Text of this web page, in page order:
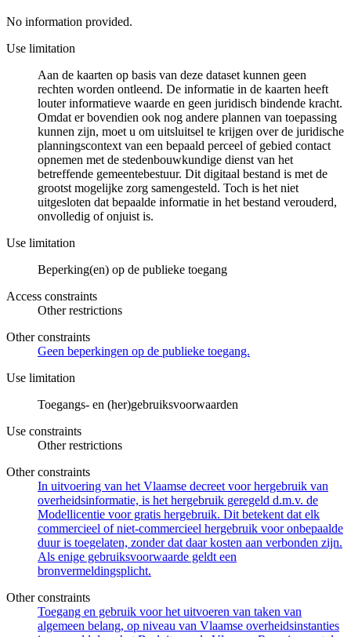
No information provided.
Use limitation
Aan de kaarten op basis van deze dataset kunnen geen
rechten worden ontleend. De informatie in de kaarten heeft
louter informatieve waarde en geen juridisch bindende kracht.
Omdat er bovendien ook nog andere plannen van toepassing
kunnen zijn, moet u om uitsluitsel te krijgen over de juridische
planningscontext van een bepaald perceel of gebied contact
opnemen met de stedenbouwkundige dienst van het
betreffende gemeentebestuur. Dit digitaal bestand is met de
grootst mogelijke zorg samengesteld. Toch is het niet
uitgesloten dat bepaalde informatie in het bestand verouderd,
onvolledig of onjuist is.
Use limitation
Beperking(en) op de publieke toegang
Access constraints
Other restrictions
Other constraints
Geen beperkingen op de publieke toegang.
Use limitation
Toegangs- en (her)gebruiksvoorwaarden
Use constraints
Other restrictions
Other constraints
In uitvoering van het Vlaamse decreet voor hergebruik van
overheidsinformatie, is het hergebruik geregeld d.m.v. de
Modellicentie voor gratis hergebruik. Dit betekent dat elk
commercieel of niet-commercieel hergebruik voor onbepaalde
duur is toegelaten, zonder dat daar kosten aan verbonden zijn.
Als enige gebruiksvoorwaarde geldt een
bronvermeldingsplicht.
Other constraints
Toegang en gebruik voor het uitvoeren van taken van
algemeen belang, op niveau van Vlaamse overheidsinstanties